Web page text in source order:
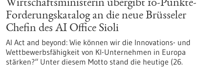
Wirtschaftsministerin übergibt 10-Punkte-
Forderungskatalog an die neue Brüsseler
Chefin des AI Office Sioli
AI Act and beyond: Wie können wir die Innovations- und
Wettbewerbsfähigkeit von KI-Unternehmen in Europa
stärken?“ Unter diesem Motto stand die heutige (26.